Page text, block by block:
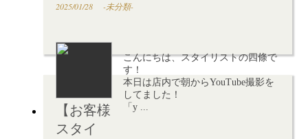
2025/01/28 -未分類-
こんにちは、スタイリストの四條で
す！
本日は店内で朝からYouTube撮影を
してました！
「y ...
【お客様
スタイ